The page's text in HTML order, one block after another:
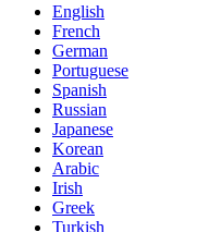
English
French
German
Portuguese
Spanish
Russian
Japanese
Korean
Arabic
Irish
Greek
Turkish